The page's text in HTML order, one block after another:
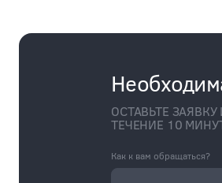
ОСТАВЬТЕ
ТЕЧЕНИЕ 10
Как к вам обращаться?